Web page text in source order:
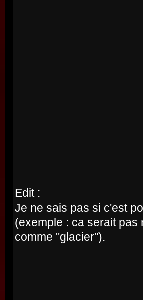
Edit :
Je ne sais pas si c'est
(exemple : ca serait
comme "glacier").